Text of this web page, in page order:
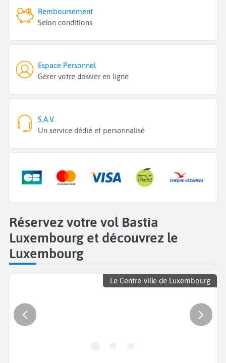
Remboursement
Selon conditions
Espace Personnel
Gérer votre dossier en ligne
S.A.V.
Un service dédié et personnalisé
Réservez votre vol Bastia
Luxembourg et découvrez le
Luxembourg
Le Centre-ville de Luxembourg